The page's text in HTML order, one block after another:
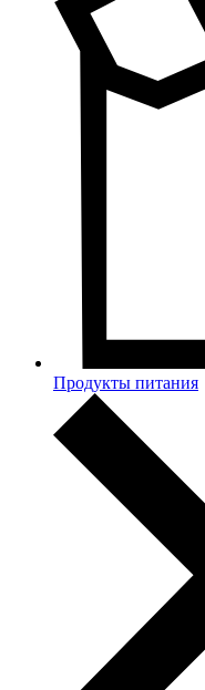
Продукты питания